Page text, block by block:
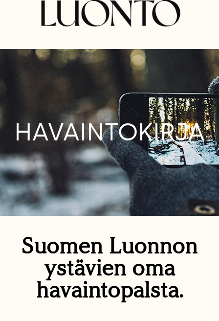
HAVAINTOKIRJA
Suomen Luonnon
ystävien oma
havaintopalsta.